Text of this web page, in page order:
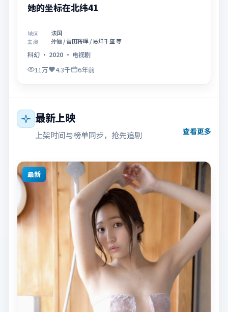
她的坐标在北纬41
地区 法国
主演 孙俪 / 菅田将晖 / 易烊千玺 等
科幻 · 2020 · 电视剧
11万 4.3千 6年前
最新上映
上架时间与榜单同步，抢先追剧 查看更多
最新